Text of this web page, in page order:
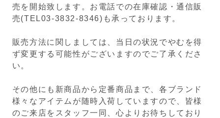
売を開始致します。お電話での在庫確認・通信販
売(TEL03-3832-8346)も承っております。
販売方法に関しましては、当日の状況でやむを得
ず変更する可能性がございますのでご了承くださ
い。
その他にも新商品から定番商品まで、各ブランド
様々なアイテムが随時入荷していますので、皆様
のご来店をスタッフ一同、心よりお待ちしており